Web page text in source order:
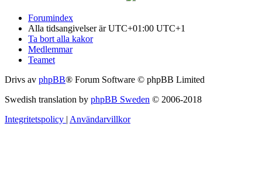
Forumindex
Alla tidsangivelser är UTC+01:00 UTC+1
Ta bort alla kakor
Medlemmar
Teamet
Drivs av phpBB® Forum Software © phpBB Limited
Swedish translation by phpBB Sweden © 2006-2018
Integritetspolicy | Användarvillkor